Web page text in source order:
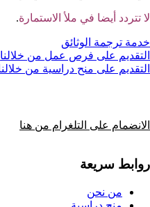
لا تتردد أيضا في ملأ الاستمارة.
خدمة ترجمة الوثائق
التقديم على فرص عمل من خلالنا
التقديم على منح دراسية من
الانضمام على التلغرام من هنا
روابط سريعة
من نحن